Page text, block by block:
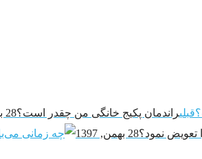
قبلیراندمان پکیج خانگی من چقدر است؟28 بهمن, 1397
تعویض نمود؟28 بهمن, 1397